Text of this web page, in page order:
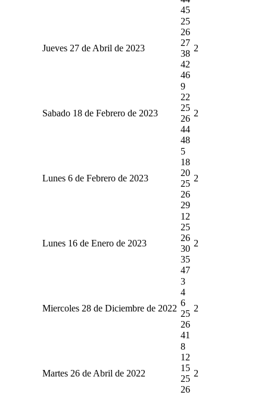
45
Jueves 27 de Abril de 2023
25
26
27
38
42
46
2
Sabado 18 de Febrero de 2023
9
22
25
26
44
48
2
Lunes 6 de Febrero de 2023
5
18
20
25
26
29
2
Lunes 16 de Enero de 2023
12
25
26
30
35
47
2
Miercoles 28 de Diciembre de 2022
3
4
6
25
26
41
2
Martes 26 de Abril de 2022
8
12
15
25
26
2